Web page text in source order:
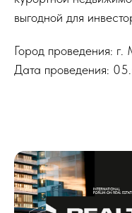
выгодной для
Город проведения: г.
Дата проведения: